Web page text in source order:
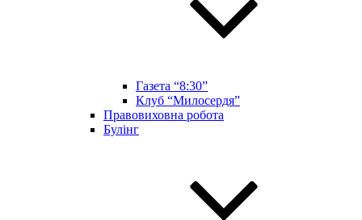
Газета “8:30”
Клуб “Милосердя”
Правовиховна робота
Булінг